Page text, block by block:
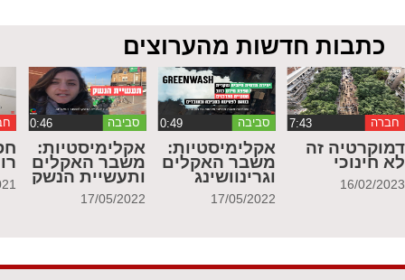
כתבות חדשות מהערוצים
חברה
דמוקרטיה זה
לא חינוכי
16/02/2023
סביבה ‏0:49
אקלימיסטיות:
משבר האקלים
וגרינוושינג
17/05/2022
סביבה
אקלימיסטיות:
משבר האקלים
ותעשיית הנשק
17/05/2022